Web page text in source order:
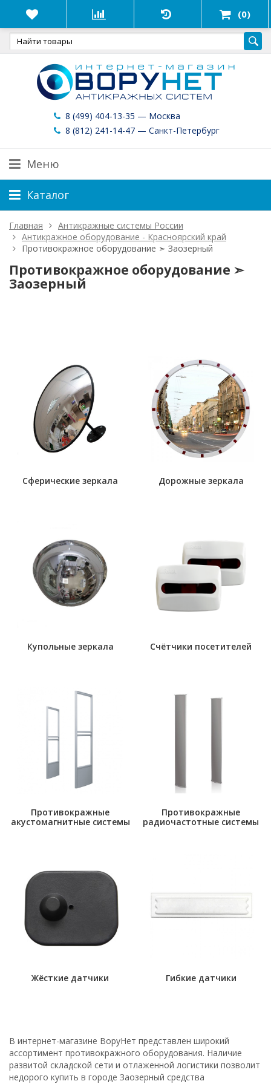
(0)
8 (499) 404-13-35 — Москва
8 (812) 241-14-47 — Санкт-Петербург
Меню
Каталог
Главная
Антикражные системы России
Антикражное оборудование - Красноярский край
Противокражное оборудование ➣ Заозерный
Противокражное оборудование ➣
Заозерный
Сферические зеркала Дорожные зеркала
Купольные зеркала Счётчики посетителей
Противокражные
акустомагнитные системы
Противокражные
радиочастотные системы
Жёсткие датчики Гибкие датчики
В интернет-магазине ВоруНет представлен широкий
ассортимент противокражного оборудования. Наличие
развитой складской сети и отлаженной логистики позволит
недорого купить в городе Заозерный средства